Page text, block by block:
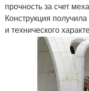
прочность за счет
Конструкция
и технического